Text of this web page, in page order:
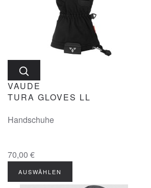
VAUDE
TURA GLOVES LL
Handschuhe
70,00 €
AUSWÄHLEN